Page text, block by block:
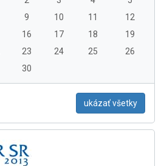
9 10 11
12
16 17 18
19
23 24 25
26
30
ukázať všetky